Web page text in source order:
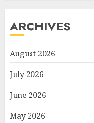
ARCHIVES
August 2026
July 2026
June 2026
May 2026